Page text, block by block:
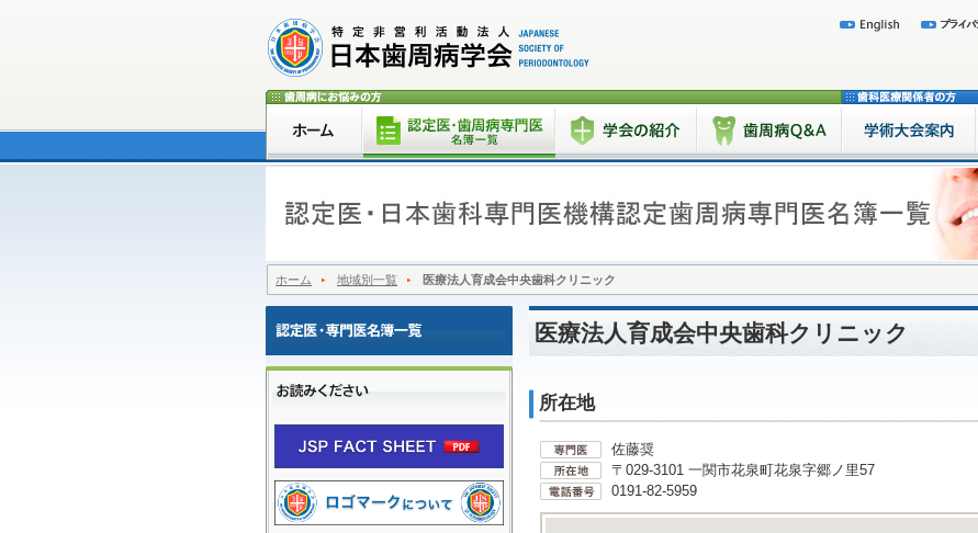
ホーム 地域別一覧 医療法人育成会中央歯科クリニック
医療法人育成会中央歯科クリニック
所在地
佐藤奨
〒029-3101 一関市花泉町花泉字郷ノ里57
0191-82-5959